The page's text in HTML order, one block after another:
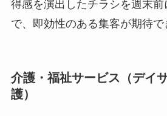
得感を演出したチラシを週末前
で、即効性のある集客が期待で
介護・福祉サービス（デイ
護）